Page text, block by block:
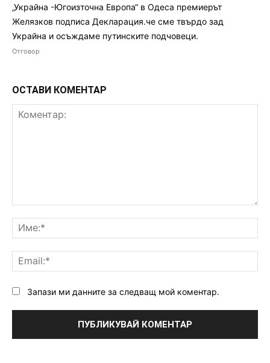
„Украйна -Югоизточна Европа“ в Одеса премиерът
Желязков подписа Декларация.че сме твърдо зад
Украйна и осъждаме путинските подчовеци.
Отговор
ОСТАВИ КОМЕНТАР
Запази ми данните за следващ мой коментар.